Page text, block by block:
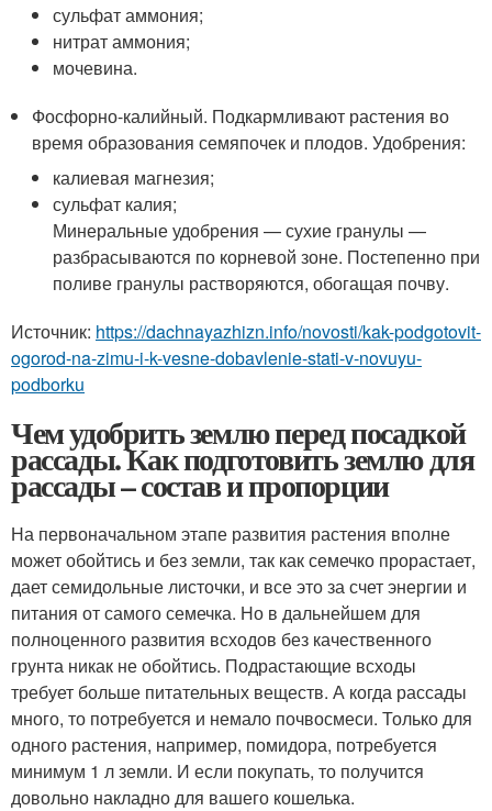
сульфат аммония;
нитрат аммония;
мочевина.
Фосфорно-калийный. Подкармливают растения во
время образования семяпочек и плодов. Удобрения:
калиевая магнезия;
сульфат калия;
Минеральные удобрения — сухие гранулы —
разбрасываются по корневой зоне. Постепенно при
поливе гранулы растворяются, обогащая почву.
Источник: https://dachnayazhizn.info/novosti/kak-podgotovit-
ogorod-na-zimu-i-k-vesne-dobavlenie-stati-v-novuyu-
podborku
Чем удобрить землю перед посадкой
рассады. Как подготовить землю для
рассады – состав и пропорции
На первоначальном этапе развития растения вполне
может обойтись и без земли, так как семечко прорастает,
дает семидольные листочки, и все это за счет энергии и
питания от самого семечка. Но в дальнейшем для
полноценного развития всходов без качественного
грунта никак не обойтись. Подрастающие всходы
требует больше питательных веществ. А когда рассады
много, то потребуется и немало почвосмеси. Только для
одного растения, например, помидора, потребуется
минимум 1 л земли. И если покупать, то получится
довольно накладно для вашего кошелька.